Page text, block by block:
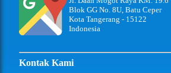
Blok GG No. 8U, Batu Ceper
Kota Tangerang - 15122
Indonesia
Kontak Kami